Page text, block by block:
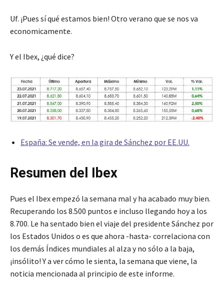
Uf. ¡Pues sí qué estamos bien! Otro verano que se nos va
economicamente.
Y el Ibex, ¿qué dice?
España: Se vende, en la gira de Sánchez por EE.UU.
Resumen del Ibex
Pues el Ibex empezó la semana mal y ha acabado muy bien.
Recuperando los 8.500 puntos e incluso llegando hoy a los
8.700. Le ha sentado bien el viaje del presidente Sánchez por
los Estados Unidos o es que ahora -hasta- correlaciona con
los demás Índices mundiales al alza y no sólo a la baja,
¡insólito! Y a ver cómo le sienta, la semana que viene, la
noticia mencionada al principio de este informe.